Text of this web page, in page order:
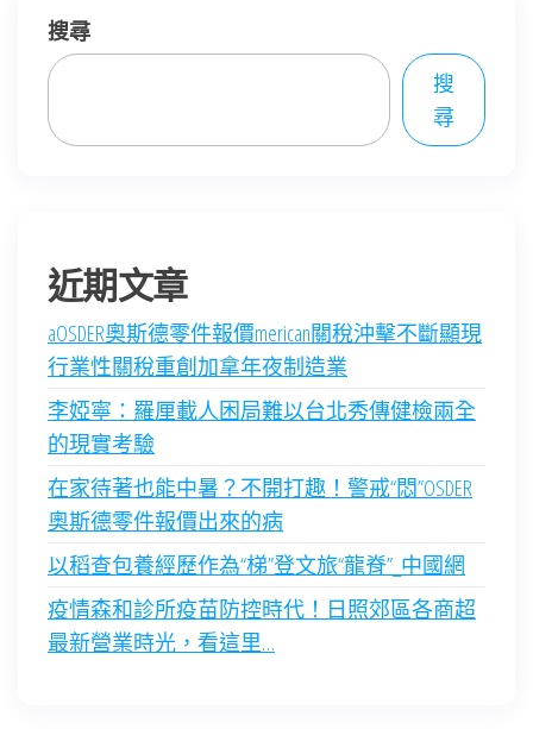
搜尋
搜
尋
近期文章
aOSDER奧斯德零件報價merican關稅沖擊不斷顯現
行業性關稅重創加拿年夜制造業
李婭寧：羅厘載人困局難以台北秀傳健檢兩全
的現實考驗
在家待著也能中暑？不開打趣！警戒“悶”OSDER
奧斯德零件報價出來的病
以稻查包養經歷作為“梯”登文旅“龍脊”_中國網
疫情森和診所疫苗防控時代！日照郊區各商超
最新營業時光，看這里…